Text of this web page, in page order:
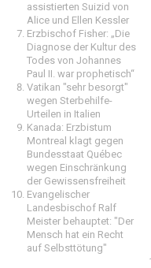
assistierten Suizid von
Alice und Ellen Kessler
Erzbischof Fisher: „Die
Diagnose der Kultur des
Todes von Johannes
Paul II. war prophetisch“
Vatikan "sehr besorgt"
wegen Sterbehilfe-
Urteilen in Italien
Kanada: Erzbistum
Montreal klagt gegen
Bundesstaat Québec
wegen Einschränkung
der Gewissensfreiheit
Evangelischer
Landesbischof Ralf
Meister behauptet: "Der
Mensch hat ein Recht
auf Selbsttötung"